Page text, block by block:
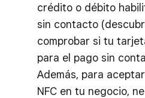
crédito o débito
sin contacto
comprobar si tu
para el pago sin
Además, para
NFC en tu negocio,